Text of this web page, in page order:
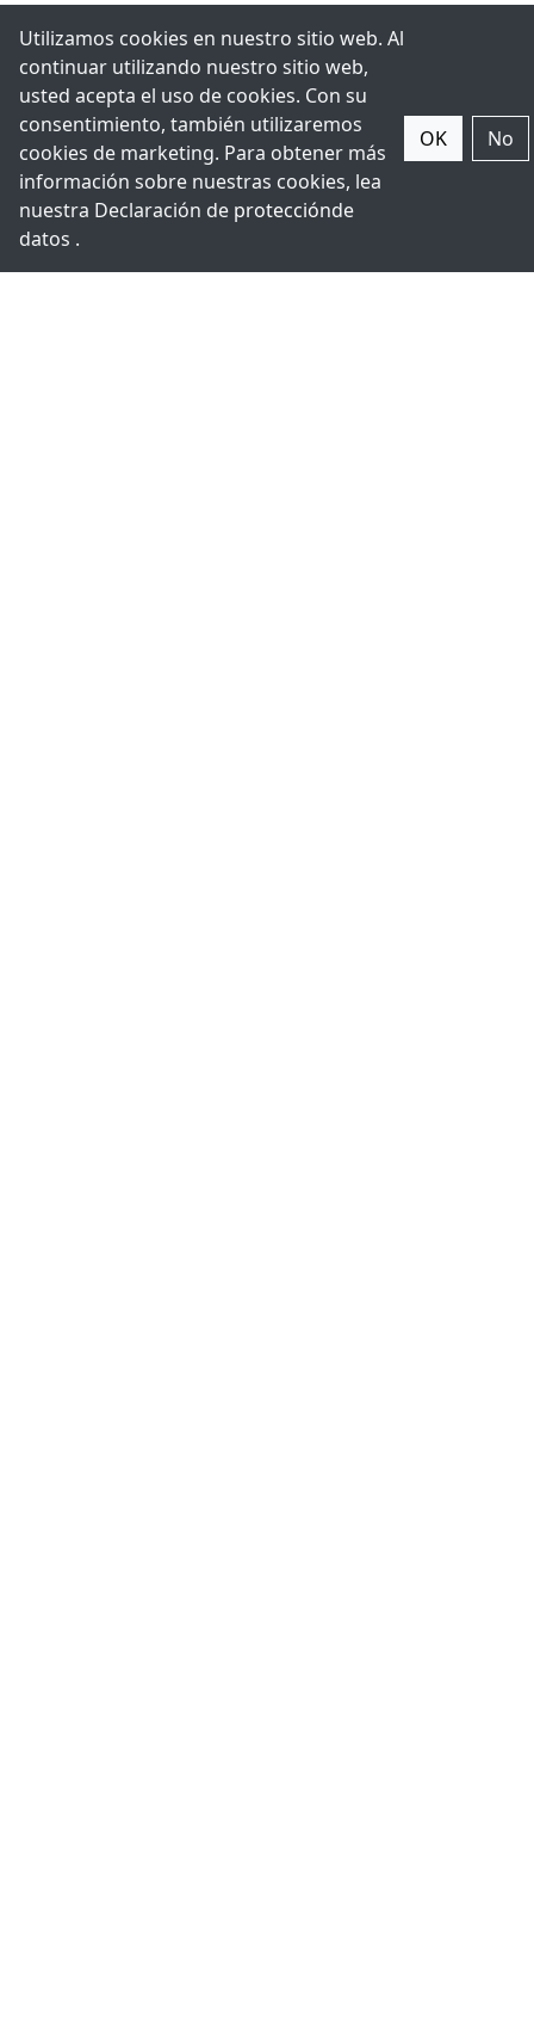
Certificación CE / FCC Class A
Imágenes
Utilizamos cookies en nuestro sitio web. Al
continuar utilizando nuestro sitio web,
usted acepta el uso de cookies. Con su
consentimiento, también utilizaremos
cookies de marketing. Para obtener más
información sobre nuestras cookies, lea
nuestra Declaración de protecciónde
datos .
OK No